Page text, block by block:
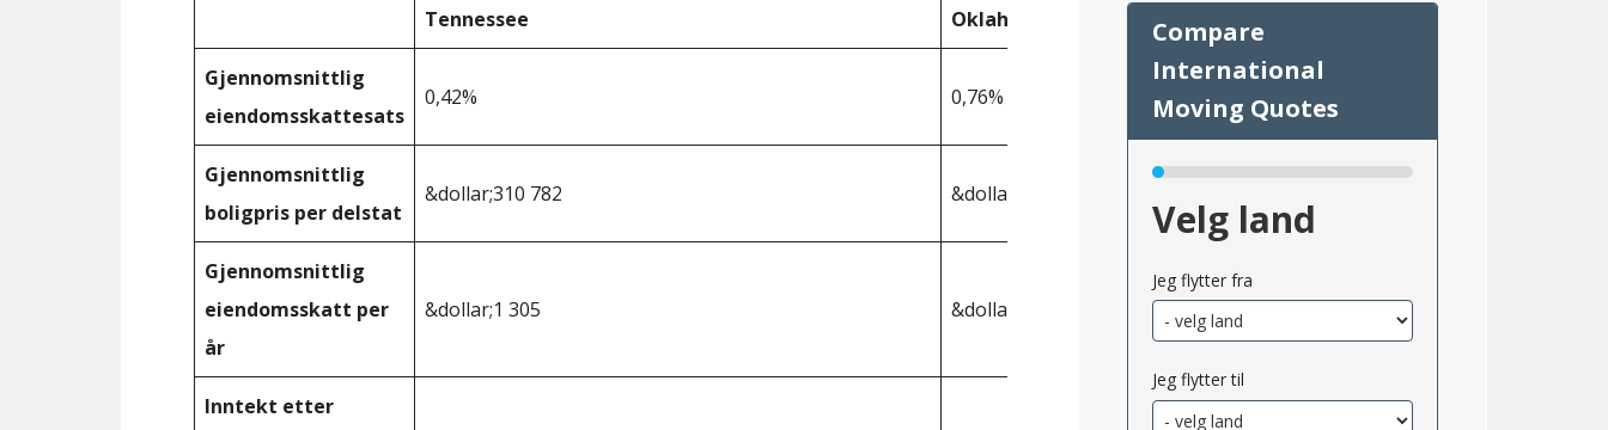
Tennessee Oklahoma
Gjennomsnittlig
eiendomsskattesats
0,42% 0,76%
Gjennomsnittlig
boligpris per delstat
&dollar;310 782 &dollar;200,203
Gjennomsnittlig
eiendomsskatt per
år
&dollar;1 305 &dollar;1 522
Inntekt etter
Velg land
Jeg flytter fra
Jeg flytter til